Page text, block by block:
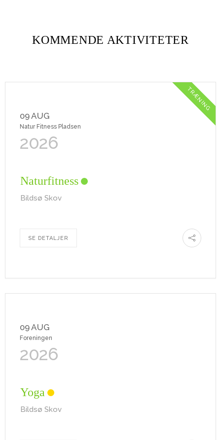
KOMMENDE AKTIVITETER
09 AUG
Natur Fitness Pladsen
TRÆNING
2026
Naturfitness
Bildsø Skov
SE DETALJER
09 AUG
Foreningen
2026
Yoga
Bildsø Skov